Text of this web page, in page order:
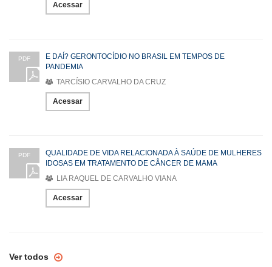
Acessar
PDF
E DAÍ? GERONTOCÍDIO NO BRASIL EM TEMPOS DE
PANDEMIA
TARCÍSIO CARVALHO DA CRUZ
Acessar
PDF
QUALIDADE DE VIDA RELACIONADA À SAÚDE DE MULHERES
IDOSAS EM TRATAMENTO DE CÂNCER DE MAMA
LIA RAQUEL DE CARVALHO VIANA
Acessar
Ver todos